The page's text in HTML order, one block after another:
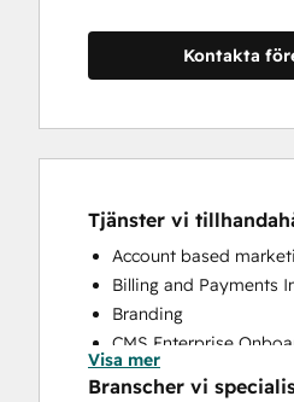
Kontakta
Tjänster vi
Account based
Billing and Payments
Branding
CMS Enterprise
CMS Professional
Visa mer
Branscher vi